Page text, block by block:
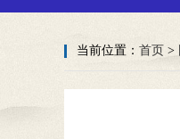
当前位置： 首页 >